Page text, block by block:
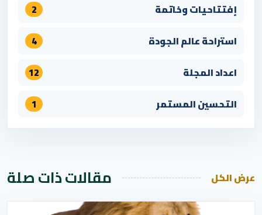
إفتتاحيات وخاتمة
2
استراحة عالم الجودة
4
اعداد المجلة
12
التحسين المستمر
1
عرض الكل مقالات ذات صلة